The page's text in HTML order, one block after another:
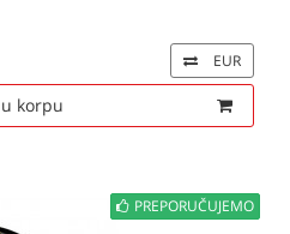
EUR
korpu
PREPORUČUJEMO